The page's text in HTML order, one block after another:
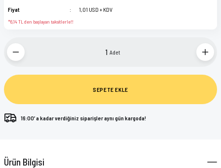
Fiyat
1,01 USD + KDV
*6,14 TL den başlayan taksitlerle!!
Adet
SEPETE EKLE
16:00’ a kadar verdiğiniz siparişler aynı gün kargoda!
Ürün Bilgisi